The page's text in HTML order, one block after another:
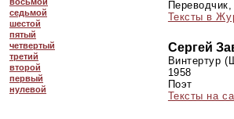
седьмой
шестой
пятый
четвертый
третий
второй
первый
нулевой
Тексты в
Сергей
Винтертур
1958
Поэт
Тексты на